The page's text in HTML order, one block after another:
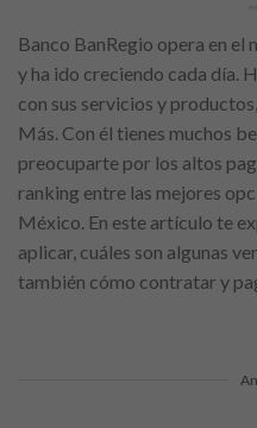
Banco BanRegio opera en
y ha ido creciendo cada día.
con sus servicios y
Más. Con él tienes muchos
preocuparte por los altos
ranking entre las mejores
México. En este artículo te
aplicar, cuáles son algunas
también cómo contratar y